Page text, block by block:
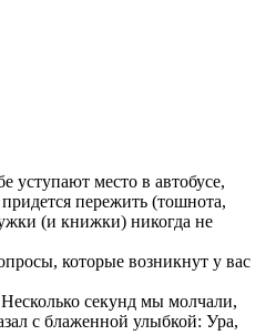
место в автобусе,
пережить (тошнота,
(и книжки) никогда не
которые возникнут у вас
секунд мы молчали,
с блаженной улыбкой: Ура,